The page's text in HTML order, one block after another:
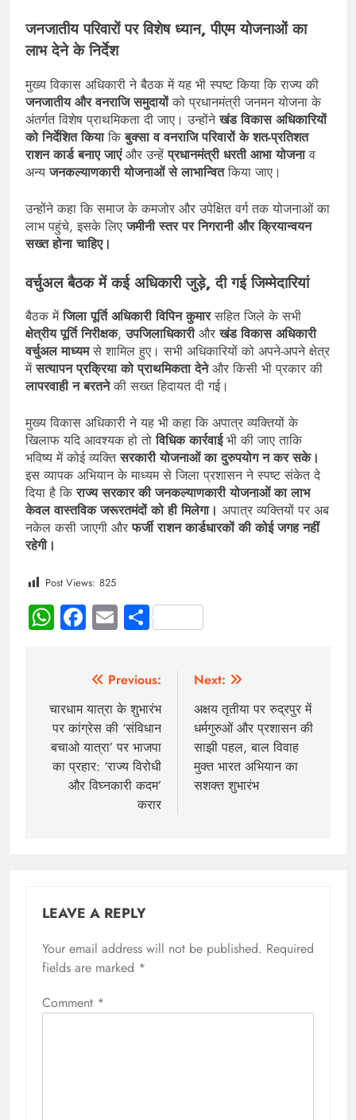
जनजातीय परिवारों पर विशेष ध्यान, पीएम योजनाओं का
लाभ देने के निर्देश
मुख्य विकास अधिकारी ने बैठक में यह भी स्पष्ट किया कि राज्य की
जनजातीय और वनराजि समुदायोंको प्रधानमंत्री जनमन योजना के
अंतर्गत विशेष प्राथमिकता दी जाए। उन्होंनेखंड विकास अधिकारियों
को निर्देशित कियाकिबुक्सा व वनराजि परिवारों के शत-प्रतिशत
राशन कार्ड बनाए जाएंऔर उन्हेंप्रधानमंत्री धरती आभा योजनाव
अन्यजनकल्याणकारी योजनाओं से लाभान्वितकिया जाए।
उन्होंने कहा कि समाज के कमजोर और उपेक्षित वर्ग तक योजनाओं का
लाभ पहुंचे, इसके लिएजमीनी स्तर पर निगरानी और क्रियान्वयन
सख्त होना चाहिए।
वर्चुअल बैठक में कई अधिकारी जुड़े, दी गई जिम्मेदारियां
बैठक मेंजिला पूर्ति अधिकारी विपिन कुमारसहित जिले के सभी
क्षेत्रीय पूर्ति निरीक्षक,उपजिलाधिकारीऔरखंड विकास अधिकारी
वर्चुअल माध्यमसे शामिल हुए। सभी अधिकारियों को अपने-अपने क्षेत्र
मेंसत्यापन प्रक्रिया को प्राथमिकता देनेऔर किसी भी प्रकार की
लापरवाही न बरतनेकी सख्त हिदायत दी गई।
मुख्य विकास अधिकारी ने यह भी कहा कि अपात्र व्यक्तियों के
खिलाफ यदि आवश्यक हो तोविधिक कार्रवाईभी की जाए ताकि
भविष्य में कोई व्यक्तिसरकारी योजनाओं का दुरुपयोग न कर सके।
इस व्यापक अभियान के माध्यम से जिला प्रशासन ने स्पष्ट संकेत दे
दिया है किराज्य सरकार की जनकल्याणकारी योजनाओं का लाभ
केवल वास्तविक जरूरतमंदों को ही मिलेगा। अपात्र व्यक्तियों पर अब
नकेल कसी जाएगी औरफर्जी राशन कार्डधारकों की कोई जगह नहीं
रहेगी।
Post Views: 825
WhatsApp
Facebook
EmailShare
Previous:
चारधाम यात्रा के शुभारंभ
पर कांग्रेस की ‘संविधान
बचाओ यात्रा’ पर भाजपा
का प्रहार: ‘राज्य विरोधी
और विघ्नकारी कदम’
करार
Next:
अक्षय तृतीया पर रुद्रपुर में
धर्मगुरुओं और प्रशासन की
साझी पहल, बाल विवाह
मुक्त भारत अभियान का
सशक्त शुभारंभ
LEAVE A REPLY
Your email address will not be published. Required
fields are marked *
Comment *